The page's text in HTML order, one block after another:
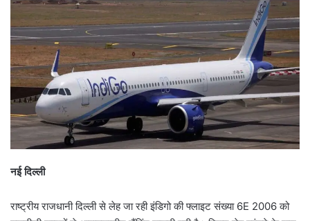
नई दिल्ली
राष्ट्रीय राजधानी दिल्ली से लेह जा रही इंडिगो की फ्लाइट संख्या 6E 2006 को